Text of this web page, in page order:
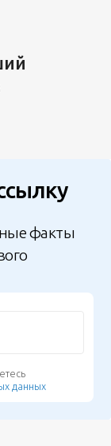
факты
данных